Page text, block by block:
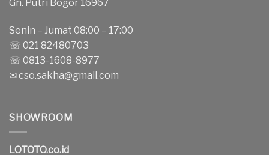
Gn. Putri Bogor 16967
Senin – Jumat 08:00 – 17:00
☏ 021 82480703
☏ 0813-1608-8977
✉cso.sakha@gmail.com
SHOWROOM
LOTOTO.co.id